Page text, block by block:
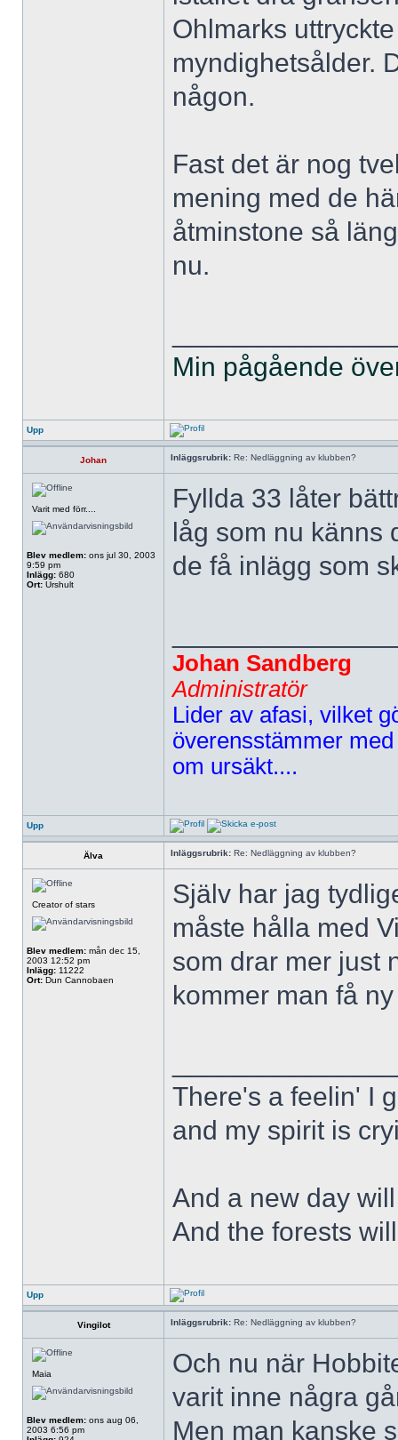
Ohlmarks
myndighetsålder.
någon.
Fast det är nog
mening med de
åtminstone så
nu.
Min pågående
Upp
Johan Inläggsrubrik: Re: Nedläggning av klubben?
Varit med förr....
Blev medlem: ons jul 30, 2003
9:59 pm
Inlägg: 680
Ort: Urshult
Fyllda 33 låter
låg som nu känns
de få inlägg som
Johan Sandberg
Administratör
Lider av afasi, vilket
överensstämmer
om ursäkt....
Upp
Älva Inläggsrubrik: Re: Nedläggning av klubben?
Creator of stars
Blev medlem: mån dec 15,
2003 12:52 pm
Inlägg: 11222
Ort: Dun Cannobaen
Själv har jag
måste hålla med
som drar mer just
kommer man få
There's a feelin' I
and my spirit is
And a new day
And the forests
Upp
Vingilot Inläggsrubrik: Re: Nedläggning av klubben?
Maia
Blev medlem: ons aug 06,
2003 6:56 pm
Och nu när
varit inne några
Men man kanske